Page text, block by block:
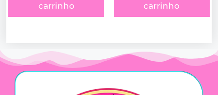
carrinho
carrinho